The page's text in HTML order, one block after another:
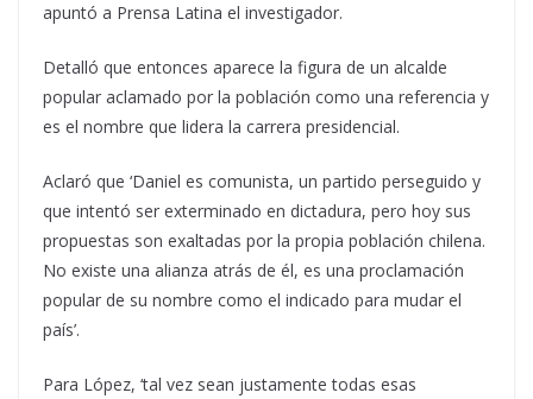
apuntó a Prensa Latina el investigador.
Detalló que entonces aparece la figura de un alcalde
popular aclamado por la población como una referencia y
es el nombre que lidera la carrera presidencial.
Aclaró que ‘Daniel es comunista, un partido perseguido y
que intentó ser exterminado en dictadura, pero hoy sus
propuestas son exaltadas por la propia población chilena.
No existe una alianza atrás de él, es una proclamación
popular de su nombre como el indicado para mudar el
país’.
Para López, ‘tal vez sean justamente todas esas